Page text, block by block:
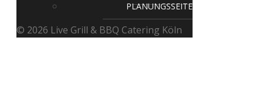
PLANUNGSSEITE
© 2026 Live Grill & BBQ Catering Köln